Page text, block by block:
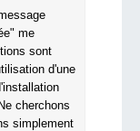
me
sont
d'une
cherchons
simplement